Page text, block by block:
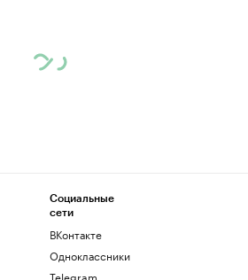
Социальные
сети
ВКонтакте
Одноклассники
Telegram